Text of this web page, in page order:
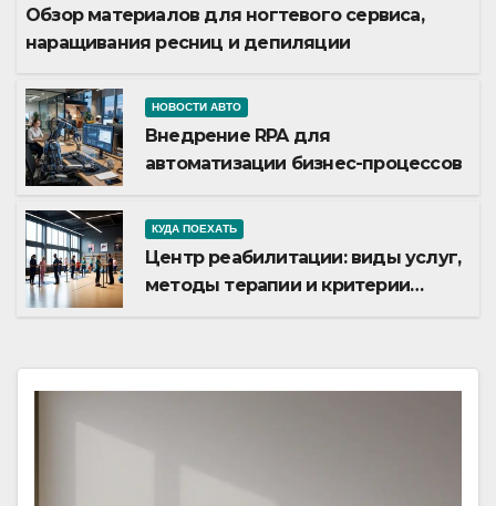
Обзор материалов для ногтевого сервиса,
наращивания ресниц и депиляции
НОВОСТИ АВТО
Внедрение RPA для
автоматизации бизнес-процессов
КУДА ПОЕХАТЬ
Центр реабилитации: виды услуг,
методы терапии и критерии